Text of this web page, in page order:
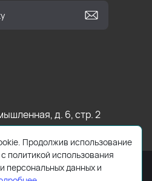
д. 6, стр. 2
Разработано вEventus
Продолжив использование
политикой использования
персональных данных и